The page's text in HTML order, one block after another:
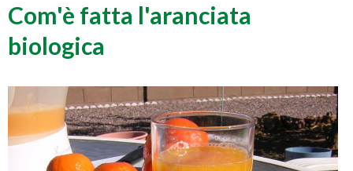
Com'è fatta l'aranciata
biologica